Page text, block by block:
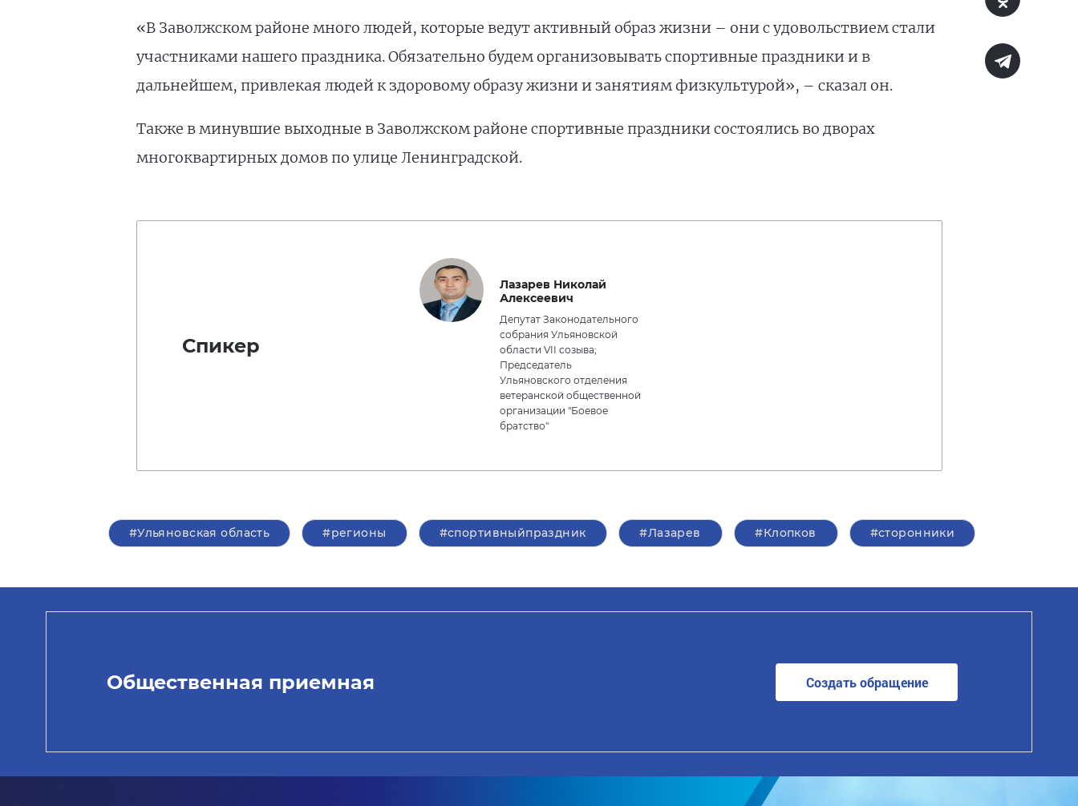
«В Заволжском районе много людей, которые ведут активный образ жизни – они с удовольствием стали
участниками нашего праздника. Обязательно будем организовывать спортивные праздники и в
дальнейшем, привлекая людей к здоровому образу жизни и занятиям физкультурой», – сказал он.
Также в минувшие выходные в Заволжском районе спортивные праздники состоялись во дворах
многоквартирных домов по улице Ленинградской.
Спикер
Лазарев Николай
Алексеевич
Депутат Законодательного
собрания Ульяновской
области VII созыва;
Председатель
Ульяновского отделения
ветеранской общественной
организации "Боевое
братство"
#Ульяновская область #регионы #спортивныйпраздник #Лазарев #Клопков #сторонники
Общественная приемная Создать обращение